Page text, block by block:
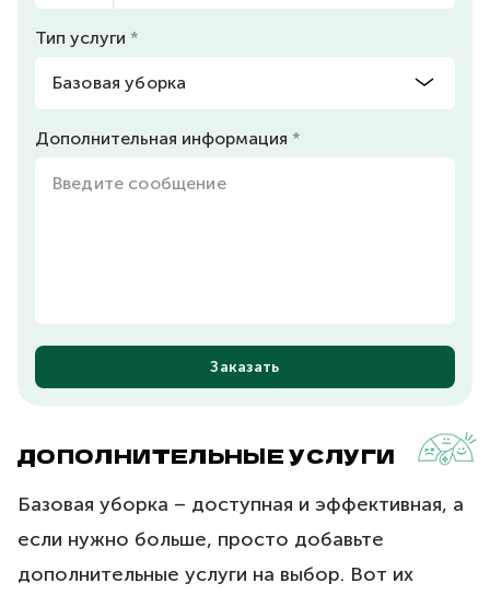
Тип услуги
Дополнительная информация
ДОПОЛНИТЕЛЬНЫЕ УСЛУГИ
Базовая уборка – доступная и эффективная, а
если нужно больше, просто добавьте
дополнительные услуги на выбор. Вот их